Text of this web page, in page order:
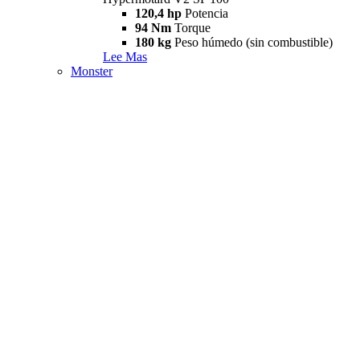
120,4 hp Potencia
94 Nm Torque
180 kg Peso húmedo (sin combustible)
Lee Mas
Monster